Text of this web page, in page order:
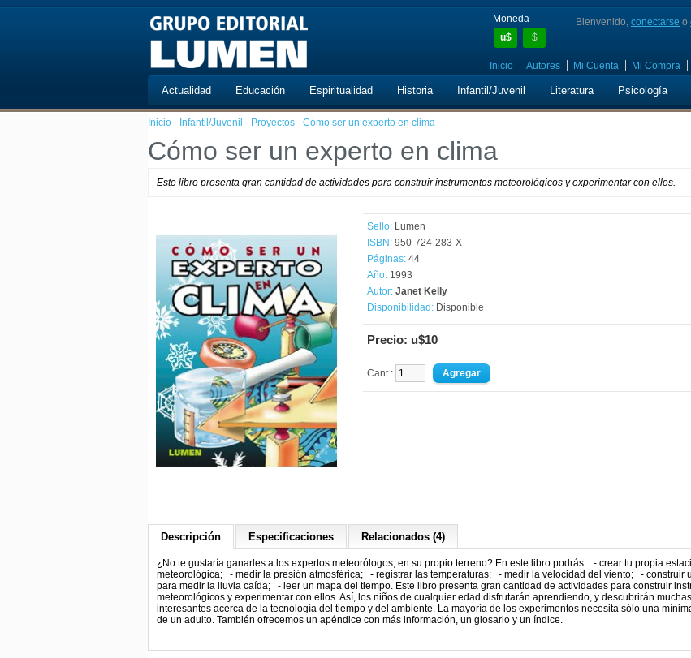
Moneda
u$
$
Bienvenido, conectarse o
Inicio Autores Mi Cuenta Mi Compra
Actualidad Educación Espiritualidad Historia Infantil/Juvenil Literatura Psicología
Inicio · Infantil/Juvenil · Proyectos · Cómo ser un experto en clima
Cómo ser un experto en clima
Este libro presenta gran cantidad de actividades para construir instrumentos meteorológicos y experimentar con ellos.
Sello: Lumen
ISBN: 950-724-283-X
Páginas: 44
Año: 1993
Autor: Janet Kelly
Disponibilidad: Disponible
Precio: u$10
Cant.:
Descripción Especificaciones Relacionados (4)
¿No te gustaría ganarles a los expertos meteorólogos, en su propio terreno? En este libro podrás: - crear tu propia
meteorológica; - medir la presión atmosférica; - registrar las temperaturas; - medir la velocidad del viento; - construir
para medir la lluvia caída; - leer un mapa del tiempo. Este libro presenta gran cantidad de actividades para construir
meteorológicos y experimentar con ellos. Así, los niños de cualquier edad disfrutarán aprendiendo, y descubrirán
interesantes acerca de la tecnología del tiempo y del ambiente. La mayoría de los experimentos necesita sólo una
de un adulto. También ofrecemos un apéndice con más información, un glosario y un índice.